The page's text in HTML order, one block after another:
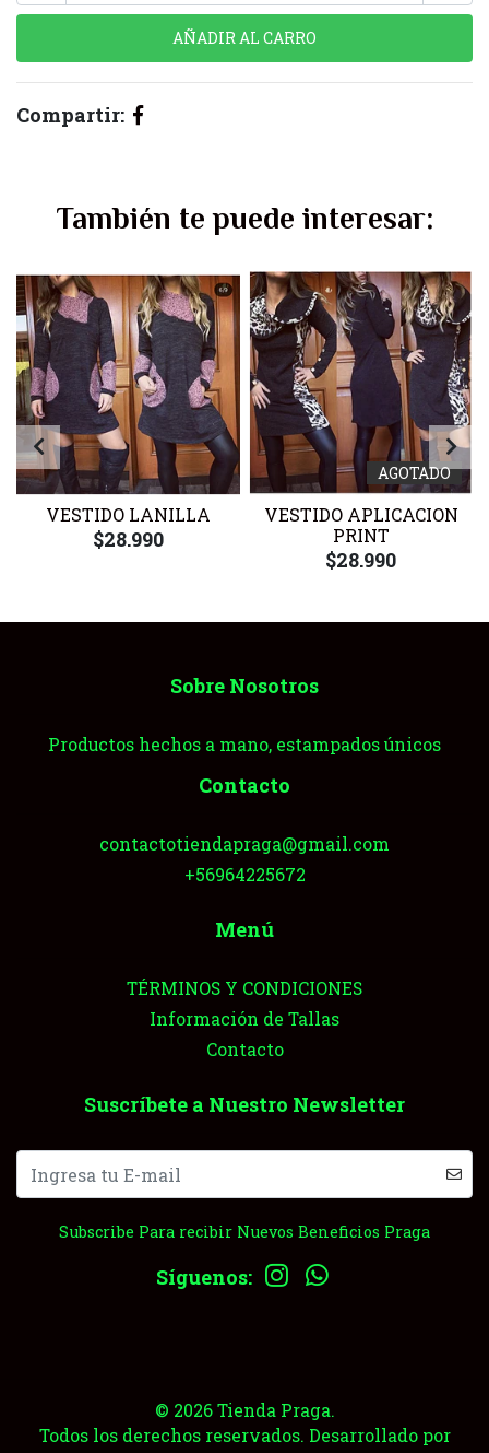
Compartir:
También te puede interesar:
VESTIDO LANILLA
$28.990
AGOTADO
VESTIDO APLICACION
PRINT
$28.990
Sobre Nosotros
Productos hechos a mano, estampados únicos
Contacto
contactotiendapraga@gmail.com
+56964225672
Menú
TÉRMINOS Y CONDICIONES
Información de Tallas
Contacto
Suscríbete a Nuestro Newsletter
Subscribe Para recibir Nuevos Beneficios Praga
Síguenos:
© 2026 Tienda Praga.
Todos los derechos reservados. Desarrollado por